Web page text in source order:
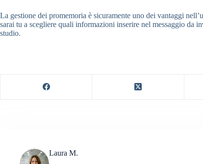
La gestione dei promemoria è sicuramente uno dei vantaggi
sarai tu a scegliere quali informazioni inserire nel messaggio da
studio.
Laura M.